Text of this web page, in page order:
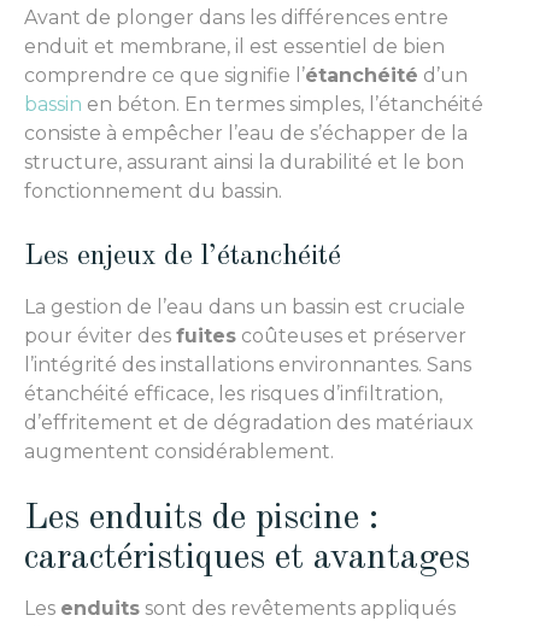
Avant de plonger dans les différences entre
enduit et membrane, il est essentiel de bien
comprendre ce que signifie l’étanchéité d’un
bassin en béton. En termes simples, l’étanchéité
consiste à empêcher l’eau de s’échapper de la
structure, assurant ainsi la durabilité et le bon
fonctionnement du bassin.
Les enjeux de l’étanchéité
La gestion de l’eau dans un bassin est cruciale
pour éviter des fuites coûteuses et préserver
l’intégrité des installations environnantes. Sans
étanchéité efficace, les risques d’infiltration,
d’effritement et de dégradation des matériaux
augmentent considérablement.
Les enduits de piscine :
caractéristiques et avantages
Les enduits sont des revêtements appliqués